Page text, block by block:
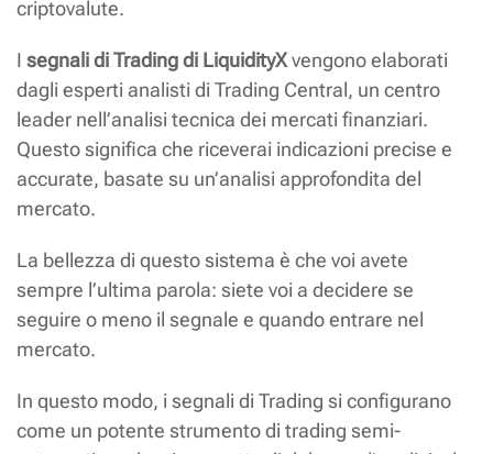
criptovalute.
I segnali di Trading di LiquidityXvengono elaborati
dagli esperti analisti di Trading Central, un centro
leader nell’analisi tecnica dei mercati finanziari.
Questo significa che riceverai indicazioni precise e
accurate, basate su un’analisi approfondita del
mercato.
La bellezza di questo sistema è che voi avete
sempre l’ultima parola: siete voi a decidere se
seguire o meno il segnale e quando entrare nel
mercato.
In questo modo, i segnali di Trading si configurano
come un potente strumento di trading semi-